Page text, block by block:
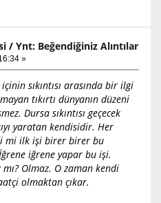
/Ynt: Beğendiğiniz Alıntılar
»
sıkıntısı arasında bir ilgi
tıkırtı dünyanın düzeni
Dursa sıkıntısı geçecek
yaratan kendisidir. Her
mi ilk işi birer birer bu
iğrene yapar bu işi.
mı? Olmaz. O zaman kendi
olmaktan çıkar.